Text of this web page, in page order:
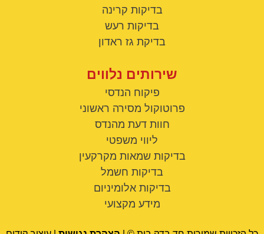
בדיקות קרינה
בדיקות רעש
בדיקת גז ראדון
שירותים נלווים
פיקוח הנדסי
פרוטוקול מסירה ראשוני
חוות דעת מהנדס
ליווי משפטי
בדיקות שמאות מקרקעין
בדיקות חשמל
בדיקות אלומיניום
מידע מקצועי